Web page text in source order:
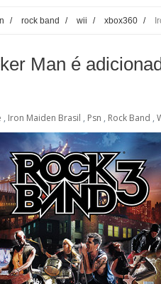
/ rock band / wii / xbox360 /
Man é
, Iron Maiden Brasil , Psn , Rock Band ,